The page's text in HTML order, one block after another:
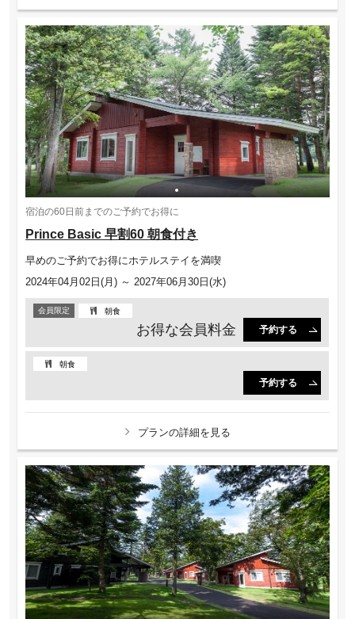
宿泊の60日前までのご予約でお得に
Prince Basic 早割60 朝食付き
早めのご予約でお得にホテルステイを満喫
2024年04月02日(月) ～ 2027年06月30日(水)
会員限定 朝食
お得な会員料金 予約する
朝食
予約する
プランの詳細を見る